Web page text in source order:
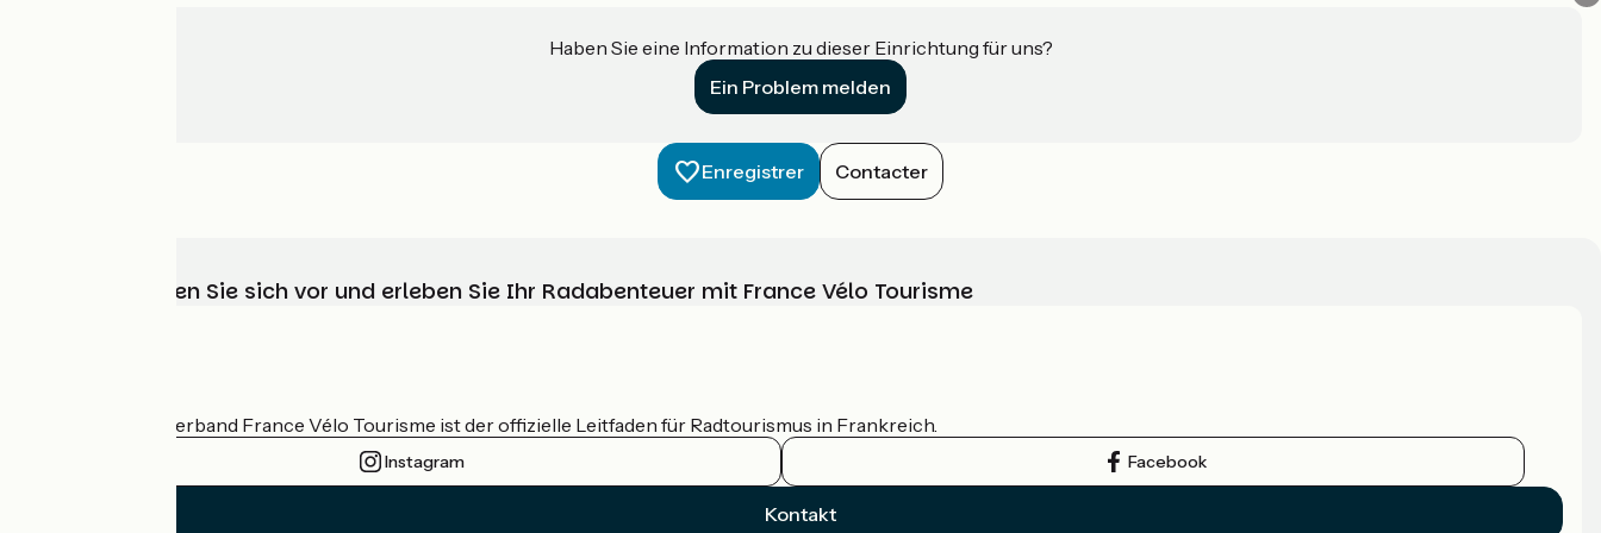
Haben Sie eine Information zu dieser Einrichtung für uns?
Ein Problem melden
Enregistrer Contacter
Wählen, bereiten Sie sich vor und erleben Sie Ihr Radabenteuer mit France Vélo Tourisme
Der nationale Verband France Vélo Tourisme ist der offizielle Leitfaden für Radtourismus in Frankreich.
Instagram Facebook
Kontakt